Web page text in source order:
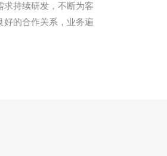
持续研发，不断为客
好的合作关系，业务遍